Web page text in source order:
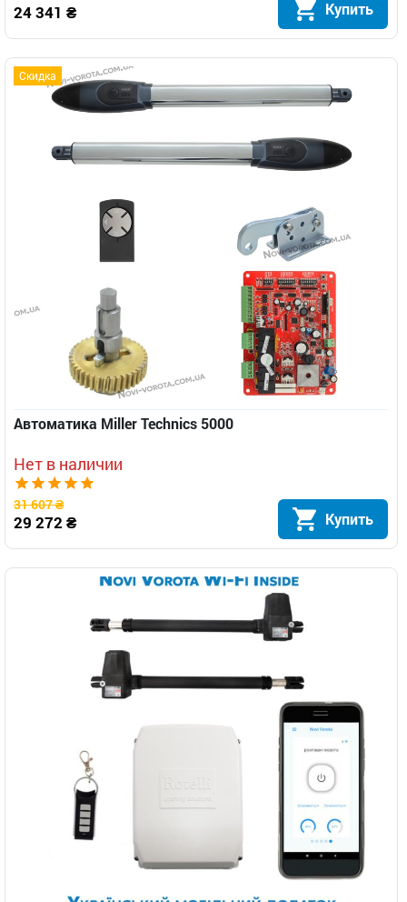
24 341 ₴ Купить
Скидка
Автоматика Miller Technics 5000
Нет в наличии
31 607 ₴
29 272 ₴ Купить